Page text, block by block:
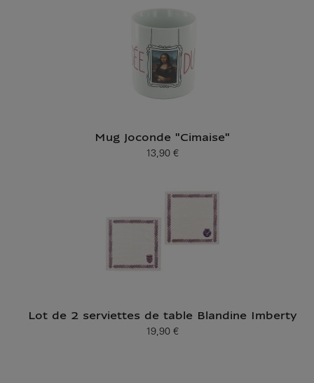
Mug Joconde "Cimaise"
Prix ​​actuel
13,90 €
Lot de 2 serviettes de table Blandine Imberty
Prix ​​actuel
19,90 €